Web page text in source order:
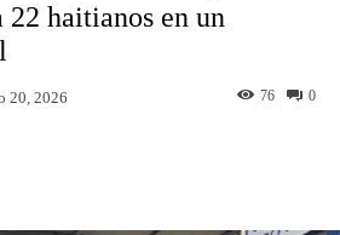
22 haitianos en un
20, 2026 0
76